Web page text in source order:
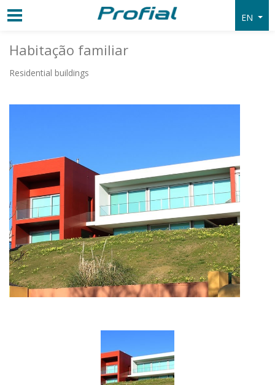
EN
Habitação familiar
Residential buildings